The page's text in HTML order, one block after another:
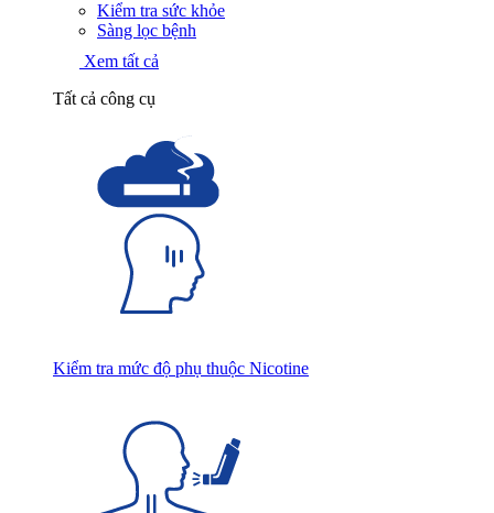
Kiểm tra sức khỏe
Sàng lọc bệnh
Xem tất cả
Tất cả công cụ
Kiểm tra mức độ phụ thuộc Nicotine